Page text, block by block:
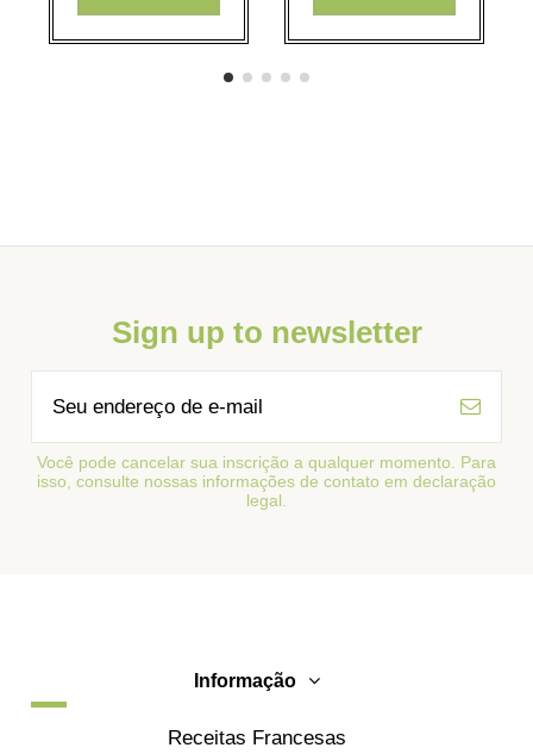
Sign up to newsletter
Você pode cancelar sua inscrição a qualquer momento. Para
isso, consulte nossas informações de contato em declaração
legal.
Informação
Receitas Francesas